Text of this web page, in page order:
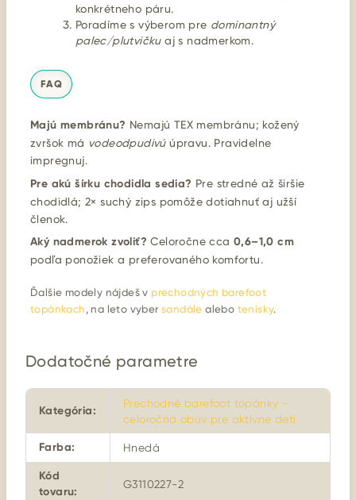
konkrétneho páru.
Poradíme s výberom pre dominantný
palec/plutvičkuaj s nadmerkom.
FAQ
Majú membránu? Nemajú TEX membránu; kožený
zvršok má vodeodpudivúúpravu. Pravidelne
impregnuj.
Pre akú šírku chodidla sedia? Pre stredné až širšie
chodidlá; 2× suchý zips pomôže dotiahnuť aj užší
členok.
Aký nadmerok zvoliť? Celoročne cca 0,6–1,0 cm
podľa ponožiek a preferovaného komfortu.
Ďalšie modely nájdeš v prechodných barefoot
topánkach , na leto vybersandále alebo tenisky.
Dodatočné parametre
Kategória:
Prechodné barefoot topánky -
celoročná obuv pre aktívne deti
Farba: Hnedá
Kód
tovaru:
G3110227-2